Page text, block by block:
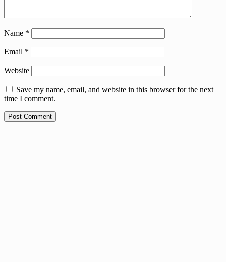
Name *
Email *
Website
Save my name, email, and website in this browser for the next
time I comment.